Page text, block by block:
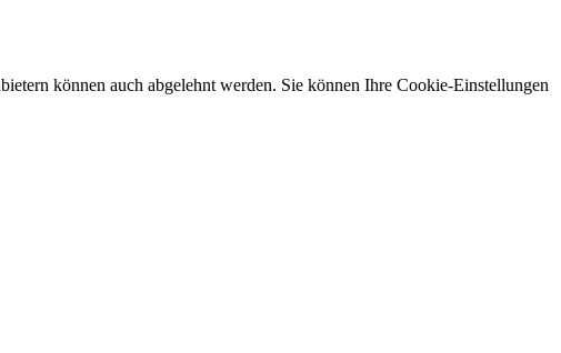
können auch abgelehnt werden. Sie können Ihre Cookie-Einstellungen